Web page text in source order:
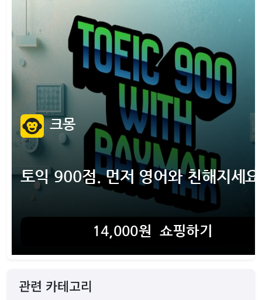
관련 카테고리